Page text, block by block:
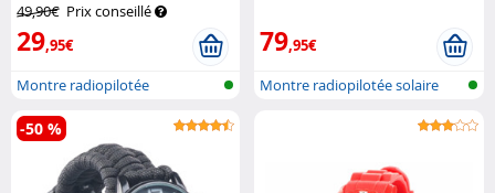
49,90€ Prix conseillé
29,95€
Montre radiopilotée
79,95€
Montre radiopilotée solaire
-50 %